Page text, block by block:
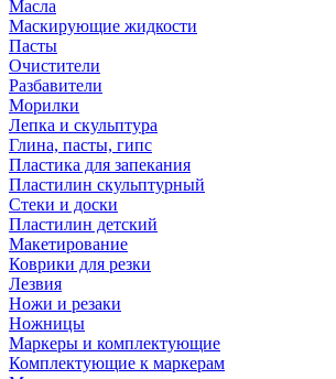
Масла
Маскирующие жидкости
Пасты
Очистители
Разбавители
Морилки
Лепка и скульптура
Глина, пасты, гипс
Пластика для запекания
Пластилин скульптурный
Стеки и доски
Пластилин детский
Макетирование
Коврики для резки
Лезвия
Ножи и резаки
Ножницы
Маркеры и комплектующие
Комплектующие к маркерам